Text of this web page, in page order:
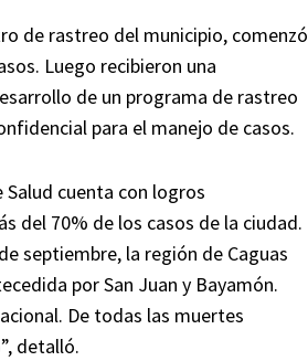
de rastreo del municipio, comenzó
Luego recibieron una
de un programa de rastreo
para el manejo de casos.
cuenta con logros
del 70% de los casos de la ciudad.
septiembre, la región de Caguas
por San Juan y Bayamón.
De todas las muertes
detalló.